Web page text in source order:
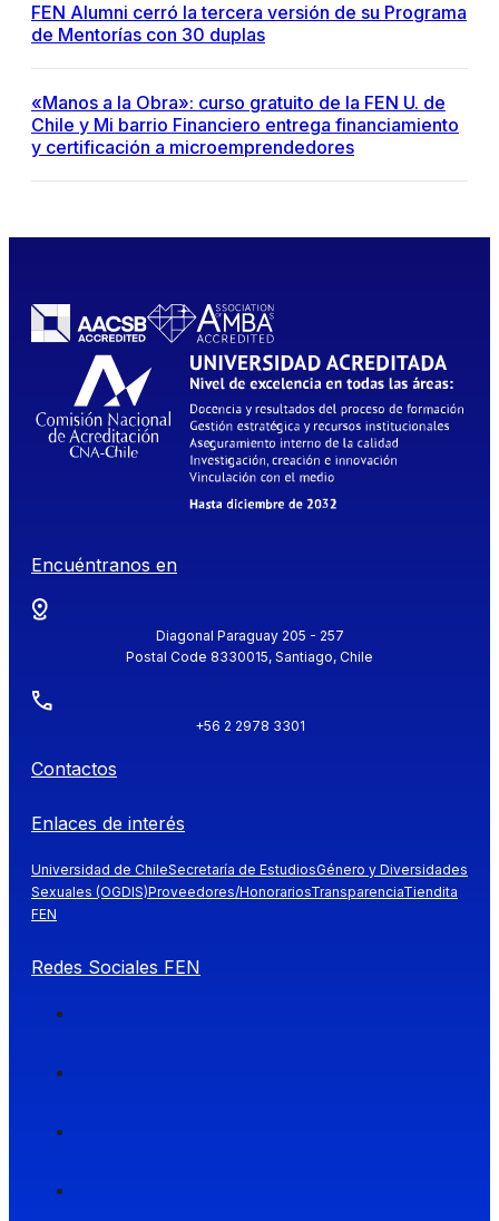
FEN Alumni cerró la tercera versión de su Programa
de Mentorías con 30 duplas
«Manos a la Obra»: curso gratuito de la FEN U. de
Chile y Mi barrio Financiero entrega financiamiento
y certificación a microemprendedores
Encuéntranos en
Diagonal Paraguay 205 - 257
Postal Code 8330015, Santiago, Chile
+56 2 2978 3301
Contactos
Enlaces de interés
Universidad de ChileSecretaría de EstudiosGénero y Diversidades
Sexuales (OGDIS)Proveedores/HonorariosTransparenciaTiendita
FEN
Redes Sociales FEN